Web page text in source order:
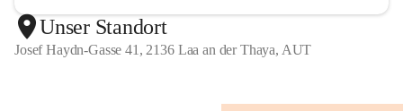
Unser Standort
Josef Haydn-Gasse 41, 2136 Laa an der Thaya, AUT